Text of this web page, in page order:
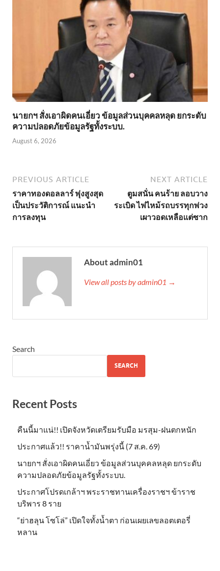
นายกฯ สั่งเอาผิดคนเอี่ยว ข้อมูลส่วนบุคคลหลุด ยกระดับ
ความปลอดภัยข้อมูลรัฐทั้งระบบ.
August 6, 2026
PREVIOUS ARTICLE
ราคาทองดอลลาร์ พุ่งสูงสุด
เป็นประวัติการณ์ แนะนำ
การลงทุน
NEXT ARTICLE
ตูมสนั่น คนร้าย ลอบวาง
ระเบิด ไฟไหม้รถบรรทุกพ่วง
เผาวอดเหลือแต่ซาก
About admin01
View all posts by admin01 →
Search
SEARCH
Recent Posts
คืนนี้มาแน่!! เปิดจังหวัดเตรียมรับมือ มรสุม-ฝนตกหนัก
ประกาศแล้ว!! ราคาน้ำมันพรุ่งนี้ (7 ส.ค. 69)
นายกฯ สั่งเอาผิดคนเอี่ยว ข้อมูลส่วนบุคคลหลุด ยกระดับ
ความปลอดภัยข้อมูลรัฐทั้งระบบ.
ประกาศโปรดเกล้าฯ พระราชทานเครื่องราชฯ ข้าราช
บริพาร 8 ราย
“ย่าฮลุน โซโล่” เปิดใจทั้งน้ำตา ก่อนเผยเลขลอตเตอรี่
หลาน